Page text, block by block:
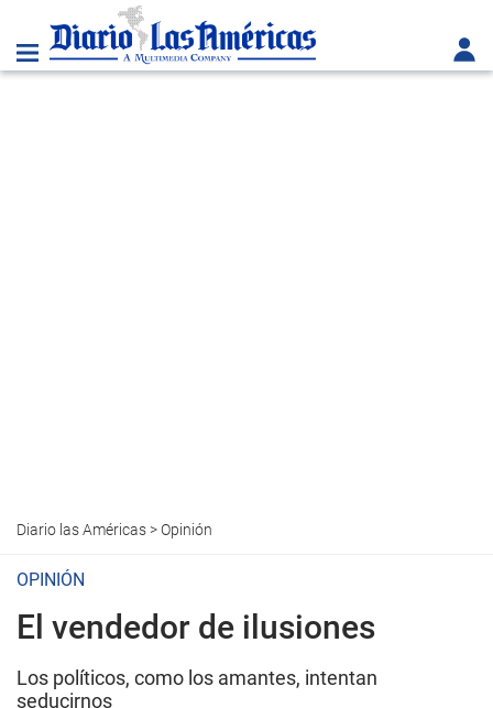
Diario las Américas>Opinión
OPINIÓN
El vendedor de ilusiones
Los políticos, como los amantes, intentan
seducirnos